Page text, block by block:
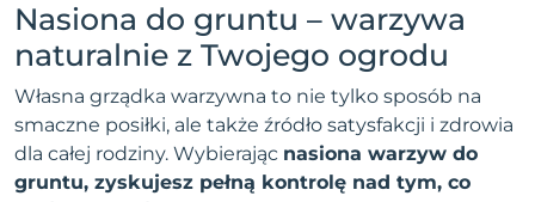
Nasiona do gruntu – warzywa
naturalnie z Twojego ogrodu
Własna grządka warzywna to nie tylko sposób na
smaczne posiłki, ale także źródło satysfakcji i zdrowia
dla całej rodziny. Wybierając nasiona warzyw do
gruntu, zyskujesz pełną kontrolę nad tym, co